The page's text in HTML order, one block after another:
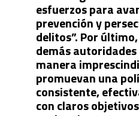
esfuerzos para
prevención y
delitos”. Por
demás
manera
promuevan una
consistente,
con claros